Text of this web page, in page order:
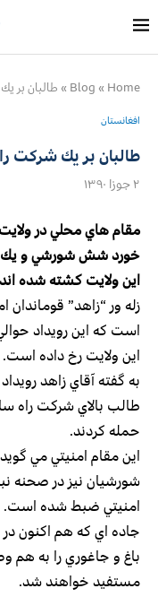
Home
»
Blog
» طالبان بر
افغانستان
طالبان بر يك شركت
۲ جوزا ۱۳۹۰
مقام هاي محلي در
خورد شش شورشي و يك
اين ولايت كشته شده
زله ور “زاهد” قوماندان
است كه اين رويداد
اين ولايت رخ داده است.
به گفته آقاي زاهد
طالب بالاي شركت راه
حمله كردند.
اين مقام امنيتي مي
شورشيان نيز در صحنه
امنيتي ضبط شده است.
جاده اي كه هم اكنون
باغ و جاغوري را به هم
مستفيد خواهند شد.